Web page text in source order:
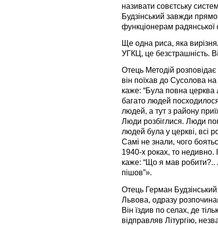
називати совєтську
Будзінський завжди
функціонерам
Ще одна риса, яка
УГКЦ, це безстрашність.
Отець Методій
він поїхав до Сусолова
каже: “Була повна церква
багато людей посходилося
людей, а тут з району
Люди розбіглися. Люди
людей була у церкві, всі
Самі не знали, чого
1940-х роках, то недивно.
каже: “Що я мав робити?..
пішов”».
Отець Герман
Львова, одразу
Він їздив по селах, де
відправляв Літургію,